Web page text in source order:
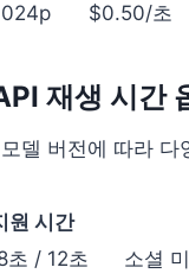
$0.50/초
재생 시간
델 버전에 따라
원 시간
초 / 12초 소셜